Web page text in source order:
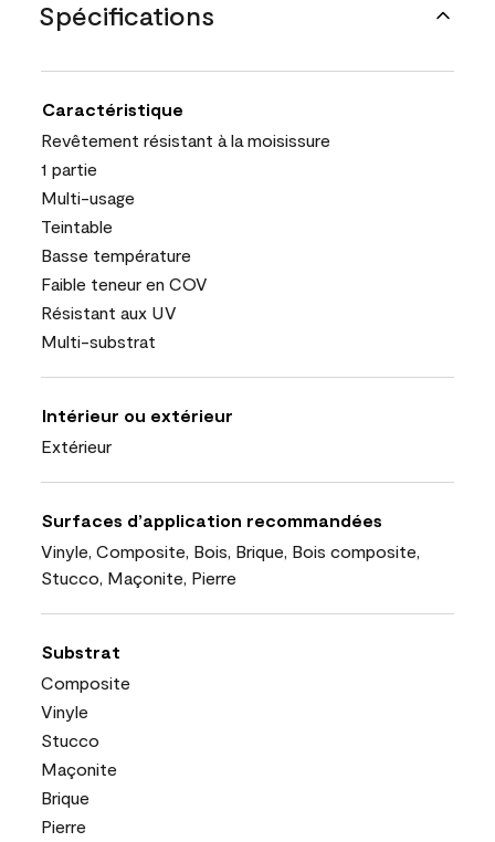
Spécifications
Caractéristique
Revêtement résistant à la moisissure
1 partie
Multi-usage
Teintable
Basse température
Faible teneur en COV
Résistant aux UV
Multi-substrat
Intérieur ou extérieur
Extérieur
Surfaces d’application recommandées
Vinyle, Composite, Bois, Brique, Bois composite,
Stucco, Maçonite, Pierre
Substrat
Composite
Vinyle
Stucco
Maçonite
Brique
Pierre